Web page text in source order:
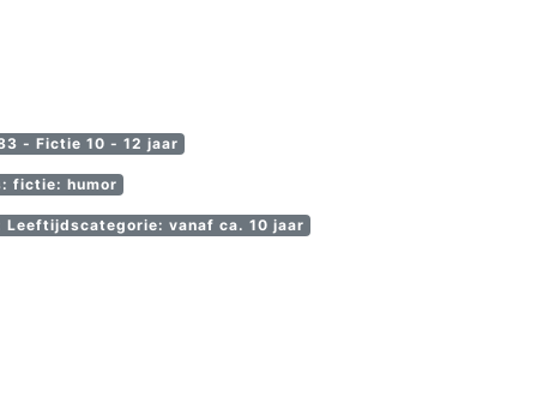
- Fictie 10 - 12 jaar
fictie: humor
Leeftijdscategorie: vanaf ca. 10 jaar